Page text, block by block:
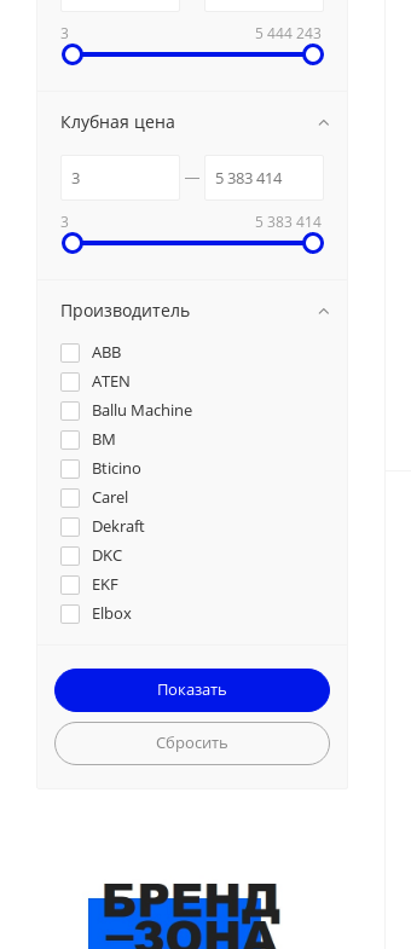
3 5 444 243
Клубная цена
3 5 383 414
Производитель
ABB
ATEN
Ballu Machine
BM
Bticino
Carel
Dekraft
DKC
EKF
Elbox
Exegate
Ippon
Shuft
Sysmatrix
Сбросить